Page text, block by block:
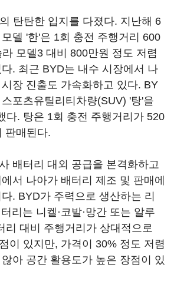
탄탄한 입지를 다졌다. 지난해 6
델 '한'은 1회 충전 주행거리 600
모델3 대비 800만원 정도 저렴
. 최근 BYD는 내수 시장에서 나
장 진출도 가속화하고 있다. BY
포츠유틸리티차량(SUV) '탕'을
다. 탕은 1회 충전 주행거리가 520
판매된다.
배터리 대외 공급을 본격화하고
서 나아가 배터리 제조 및 판매에
. BYD가 주력으로 생산하는 리
리는 니켈·코발·망간 또는 알루
리 대비 주행거리가 상대적으로
이 있지만, 가격이 30% 정도 저렴
아 공간 활용도가 높은 장점이 있